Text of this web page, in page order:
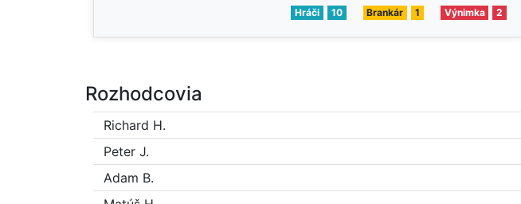
Hráči 10 Brankár 1 Výnimka 2
Rozhodcovia
Richard H.
Peter J.
Adam B.